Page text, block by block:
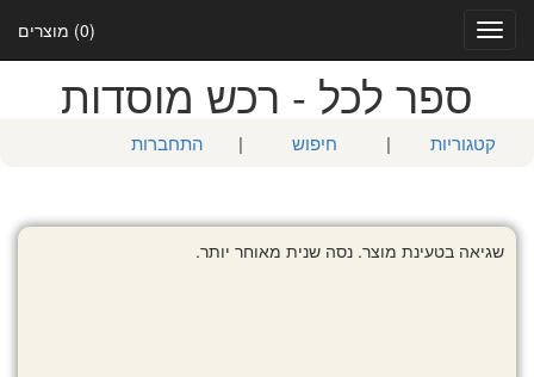
(0) מוצרים
Toggle
navigation
ספר לכל - רכש מוסדות
קטגוריות | חיפוש | התחברות
שגיאה בטעינת מוצר. נסה שנית מאוחר יותר.